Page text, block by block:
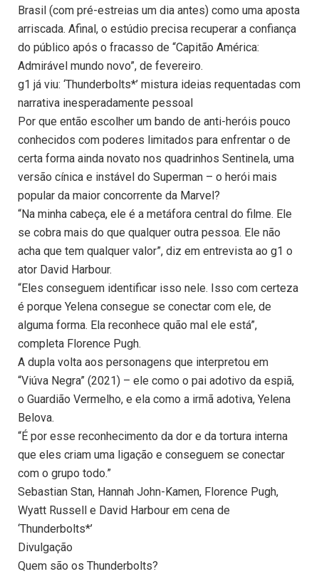
Brasil (com pré-estreias um dia antes) como uma aposta
arriscada. Afinal, o estúdio precisa recuperar a confiança
do público após o fracasso de “Capitão América:
Admirável mundo novo”, de fevereiro.
g1 já viu: ‘Thunderbolts*’ mistura ideias requentadas com
narrativa inesperadamente pessoal
Por que então escolher um bando de anti-heróis pouco
conhecidos com poderes limitados para enfrentar o de
certa forma ainda novato nos quadrinhos Sentinela, uma
versão cínica e instável do Superman – o herói mais
popular da maior concorrente da Marvel?
“Na minha cabeça, ele é a metáfora central do filme. Ele
se cobra mais do que qualquer outra pessoa. Ele não
acha que tem qualquer valor”, diz em entrevista ao g1 o
ator David Harbour.
“Eles conseguem identificar isso nele. Isso com certeza
é porque Yelena consegue se conectar com ele, de
alguma forma. Ela reconhece quão mal ele está”,
completa Florence Pugh.
A dupla volta aos personagens que interpretou em
“Viúva Negra” (2021) – ele como o pai adotivo da espiã,
o Guardião Vermelho, e ela como a irmã adotiva, Yelena
Belova.
“É por esse reconhecimento da dor e da tortura interna
que eles criam uma ligação e conseguem se conectar
com o grupo todo.”
Sebastian Stan, Hannah John-Kamen, Florence Pugh,
Wyatt Russell e David Harbour em cena de
‘Thunderbolts*’
Divulgação
Quem são os Thunderbolts?